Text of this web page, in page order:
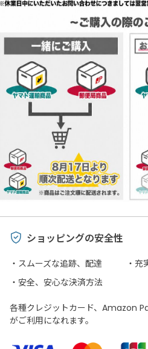
ショッピングの安全性
スムーズな追跡、配達
充
安全、安心な決済方法
各種クレジットカード、Amazon
がご利用になれます。